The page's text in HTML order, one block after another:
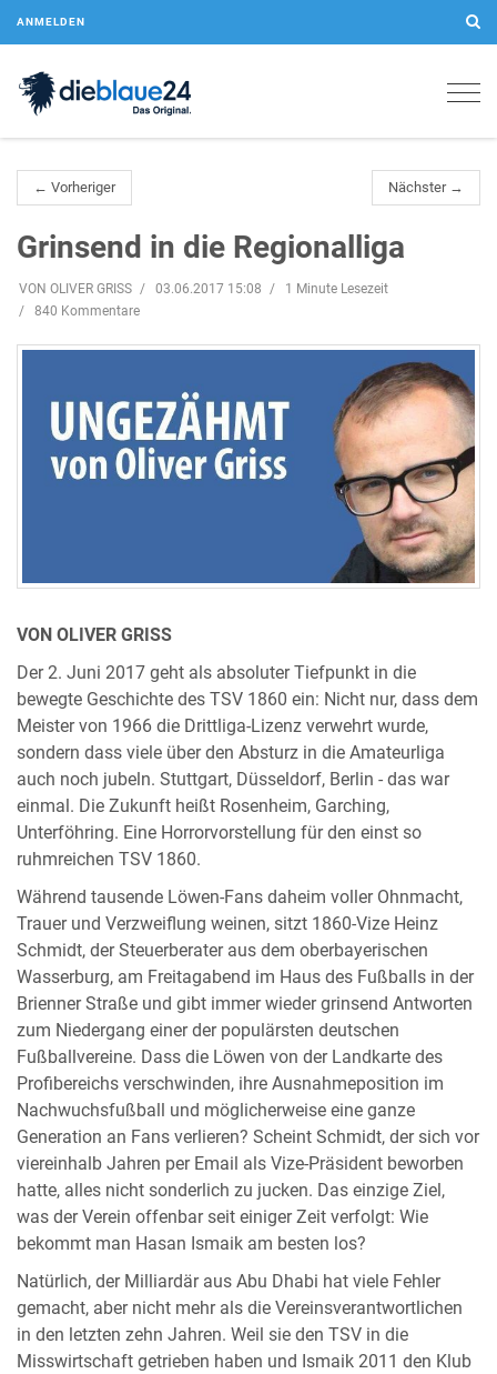
ANMELDEN
← Vorheriger Nächster →
Grinsend in die Regionalliga
VON OLIVER GRISS 03.06.2017 15:08
1 Minute Lesezeit
840 Kommentare
VON OLIVER GRISS
Der 2. Juni 2017 geht als absoluter Tiefpunkt in die
bewegte Geschichte des TSV 1860 ein: Nicht nur, dass dem
Meister von 1966 die Drittliga-Lizenz verwehrt wurde,
sondern dass viele über den Absturz in die Amateurliga
auch noch jubeln. Stuttgart, Düsseldorf, Berlin - das war
einmal. Die Zukunft heißt Rosenheim, Garching,
Unterföhring. Eine Horrorvorstellung für den einst so
ruhmreichen TSV 1860.
Während tausende Löwen-Fans daheim voller Ohnmacht,
Trauer und Verzweiflung weinen, sitzt 1860-Vize Heinz
Schmidt, der Steuerberater aus dem oberbayerischen
Wasserburg, am Freitagabend im Haus des Fußballs in der
Brienner Straße und gibt immer wieder grinsend Antworten
zum Niedergang einer der populärsten deutschen
Fußballvereine. Dass die Löwen von der Landkarte des
Profibereichs verschwinden, ihre Ausnahmeposition im
Nachwuchsfußball und möglicherweise eine ganze
Generation an Fans verlieren? Scheint Schmidt, der sich vor
viereinhalb Jahren per Email als Vize-Präsident beworben
hatte, alles nicht sonderlich zu jucken. Das einzige Ziel,
was der Verein offenbar seit einiger Zeit verfolgt: Wie
bekommt man Hasan Ismaik am besten los?
Natürlich, der Milliardär aus Abu Dhabi hat viele Fehler
gemacht, aber nicht mehr als die Vereinsverantwortlichen
in den letzten zehn Jahren. Weil sie den TSV in die
Misswirtschaft getrieben haben und Ismaik 2011 den Klub